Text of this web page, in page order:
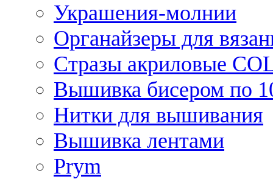
Украшения-молнии
Органайзеры для
Стразы акриловые
Вышивка бисером по
Нитки для вышивания
Вышивка лентами
Prym